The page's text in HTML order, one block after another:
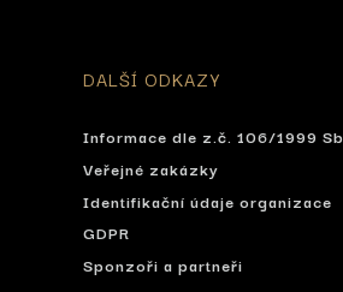
DALŠÍ ODKAZY
Informace dle z.č. 106/1999 Sb
Veřejné zakázky
Identifikační údaje organizace
GDPR
Sponzoři a partneři